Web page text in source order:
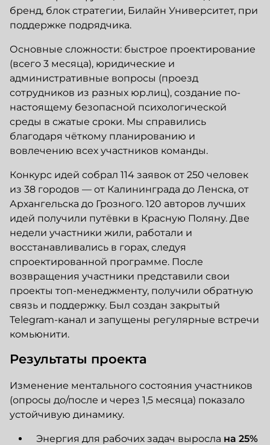
бренд, блок стратегии, Билайн Университет, при
поддержке подрядчика.
Основные сложности: быстрое проектирование
(всего 3 месяца), юридические и
административные вопросы (проезд
сотрудников из разных юр.лиц), создание по-
настоящему безопасной психологической
среды в сжатые сроки. Мы справились
благодаря чёткому планированию и
вовлечению всех участников команды.
Конкурс идей собрал 114 заявок от 250 человек
из 38 городов — от Калининграда до Ленска, от
Архангельска до Грозного. 120 авторов лучших
идей получили путёвки в Красную Поляну. Две
недели участники жили, работали и
восстанавливались в горах, следуя
спроектированной программе. После
возвращения участники представили свои
проекты топ-менеджменту, получили обратную
связь и поддержку. Был создан закрытый
Telegram-канал и запущены регулярные встречи
комьюнити.
Результаты проекта
Изменение ментального состояния участников
(опросы до/после и через 1,5 месяца) показало
устойчивую динамику.
Энергия для рабочих задач выросла на 25%